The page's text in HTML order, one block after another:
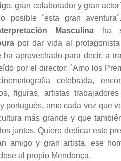
gran colaborador y gran
posible ´esta gran
Masculina ha
por dar vida al
ha aprovechado para decir, a
por el director: ´Amo los
celebrada,
figuras, artistas
portugués, amo cada vez que
más grande y que
juntos. Quiero dedicar este
amigo y gran artista, ese
al propio Mendonça.